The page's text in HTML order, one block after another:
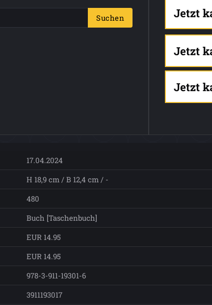
Suchen Jetzt
Jetzt
Jetzt
17.04.2024
H 18,9 cm / B 12,4 cm / -
480
Buch [Taschenbuch]
EUR 14.95
EUR 14.95
978-3-911-19301-6
3911193017